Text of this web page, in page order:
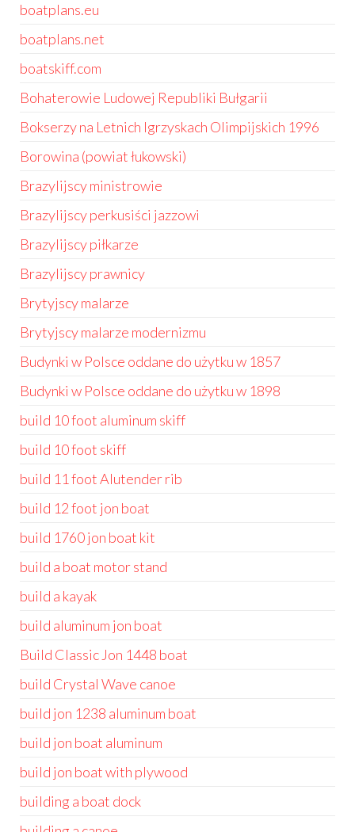
boatplans.eu
boatplans.net
boatskiff.com
Bohaterowie Ludowej Republiki Bułgarii
Bokserzy na Letnich Igrzyskach Olimpijskich 1996
Borowina (powiat łukowski)
Brazylijscy ministrowie
Brazylijscy perkusiści jazzowi
Brazylijscy piłkarze
Brazylijscy prawnicy
Brytyjscy malarze
Brytyjscy malarze modernizmu
Budynki w Polsce oddane do użytku w 1857
Budynki w Polsce oddane do użytku w 1898
build 10 foot aluminum skiff
build 10 foot skiff
build 11 foot Alutender rib
build 12 foot jon boat
build 1760 jon boat kit
build a boat motor stand
build a kayak
build aluminum jon boat
Build Classic Jon 1448 boat
build Crystal Wave canoe
build jon 1238 aluminum boat
build jon boat aluminum
build jon boat with plywood
building a boat dock